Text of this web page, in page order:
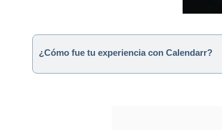
¿Cómo fue tu experiencia con Calendarr?